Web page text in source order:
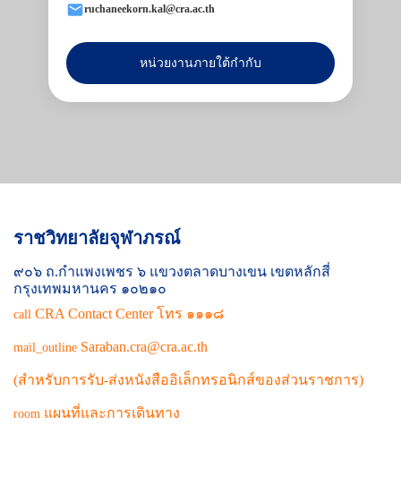
ruchaneekorn.kal@cra.ac.th
หน่วยงานภายใต้กำกับ
ราชวิทยาลัยจุฬาภรณ์
๙๐๖ ถ.กำแพงเพชร ๖ แขวงตลาดบางเขน เขตหลักสี่
กรุงเทพมหานคร ๑๐๒๑๐
call CRA Contact Center โทร ๑๑๑๘
mail_outline Saraban.cra@cra.ac.th
(สำหรับการรับ-ส่งหนังสืออิเล็กทรอนิกส์ของส่วนราชการ)
room แผนที่และการเดินทาง